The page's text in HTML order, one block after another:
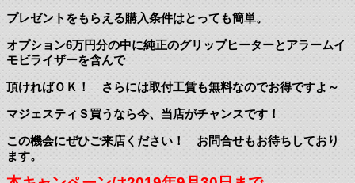
プレゼントをもらえる購入条件はとっても簡単。
オプション6万円分の中に純正のグリップヒーターとアラームイ
モビライザーを含んで
頂ければＯＫ！ さらには取付工賃も無料なのでお得ですよ～
マジェスティＳ買うなら今、当店がチャンスです！
この機会にぜひご来店ください！ お問合せもお待ちしており
ます。